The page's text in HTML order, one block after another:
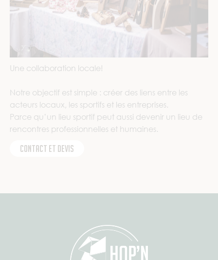
Une collaboration locale!
Notre objectif est simple : créer des liens entre les
acteurs locaux, les sportifs et les entreprises.
Parce qu’un lieu sportif peut aussi devenir un lieu de
rencontres professionnelles et humaines.
Contact et devis